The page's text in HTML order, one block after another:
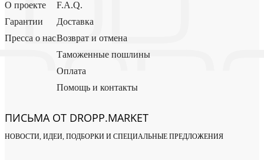
О проекте
Гарантии
Пресса о нас
F.A.Q.
Доставка
Возврат и отмена
Таможенные пошлины
Оплата
Помощь и контакты
ПИСЬМА ОТ DROPP.MARKET
НОВОСТИ, ИДЕИ, ПОДБОРКИ И СПЕЦИАЛЬНЫЕ ПРЕДЛОЖЕНИЯ